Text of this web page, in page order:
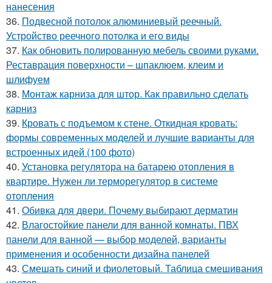
нанесения
36. Подвесной потолок алюминиевый реечный.
Устройство реечного потолка и его виды
37. Как обновить полированную мебель своими руками.
Реставрация поверхности – шпаклюем, клеим и
шлифуем
38. Монтаж карниза для штор. Как правильно сделать
карниз
39. Кровать с подъемом к стене. Откидная кровать:
формы современных моделей и лучшие варианты для
встроенных идей (100 фото)
40. Установка регулятора на батарею отопления в
квартире. Нужен ли терморегулятор в системе
отопления
41. Обивка для двери. Почему выбирают дерматин
42. Влагостойкие панели для ванной комнаты. ПВХ
панели для ванной — выбор моделей, варианты
применения и особенности дизайна панелей
43. Смешать синий и фиолетовый. Таблица смешивания